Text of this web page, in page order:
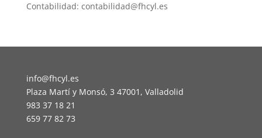
Contabilidad: contabilidad@fhcyl.es
info@fhcyl.es
Plaza Martí y Monsó, 3 47001, Valladolid
983 37 18 21
659 77 82 73